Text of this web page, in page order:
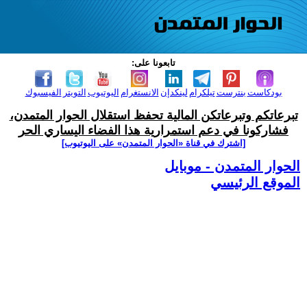
تابعونا على:
الفيسبوك التويتر اليوتيوب الانستغرام لينكدإن تيلكرامبنترست بودكاست
تبرعاتكم وتبرعاتكن المالية تحفظ استقلال الحوار المتمدن،
فشاركونا في دعم استمرارية هذا الفضاء اليساري الحر
[اشترك في قناة ‫«الحوار المتمدن» على اليوتيوب]
الحوار المتمدن - موبايل
الموقع الرئيسي